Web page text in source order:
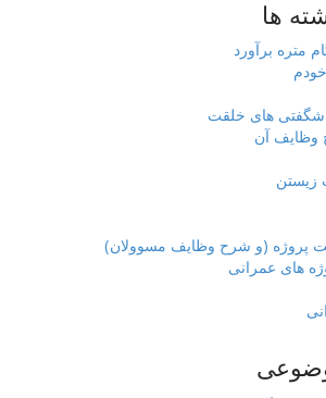
ها
متره برآورد
های خلقت
وظایف آن
زیستن
پروژه (و شرح وظایف مسوولان)
های عمرانی